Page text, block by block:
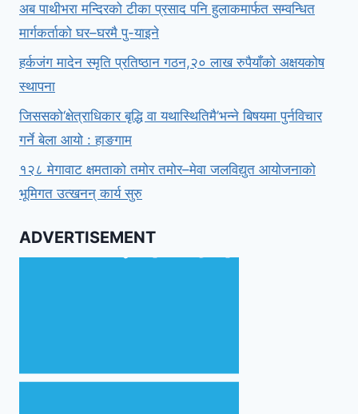
अब पाथीभरा मन्दिरको टीका प्रसाद पनि हुलाकमार्फत सम्वन्धित
मार्गकर्ताको घर–घरमै पु-याइने
हर्कजंग मादेन स्मृति प्रतिष्ठान गठन,२० लाख रुपैयाँको अक्षयकोष
स्थापना
जिससको‘क्षेत्राधिकार बृद्धि वा यथास्थितिमै’भन्ने बिषयमा पुर्नविचार
गर्ने बेला आयो : हाङगाम
१२८ मेगावाट क्षमताको तमोर तमोर–मेवा जलविद्युत आयोजनाको
भूमिगत उत्खनन् कार्य सुरु
ADVERTISEMENT